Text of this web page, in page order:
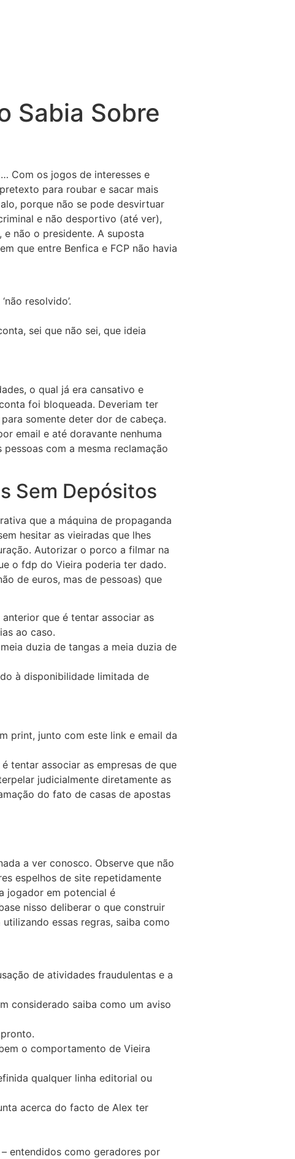
Sabia Sobre
Com os jogos de interesses e
para roubar e sacar mais
porque não se pode desvirtuar
e não desportivo (até ver),
não o presidente. A suposta
que entre Benfica e FCP não havia
resolvido’.
sei que não sei, que ideia
o qual já era cansativo e
foi bloqueada. Deveriam ter
somente deter dor de cabeça.
email e até doravante nenhuma
com a mesma reclamação
Sem Depósitos
que a máquina de propaganda
hesitar as vieiradas que lhes
Autorizar o porco a filmar na
o fdp do Vieira poderia ter dado.
de euros, mas de pessoas) que
que é tentar associar as
ao caso.
duzia de tangas a meia duzia de
à disponibilidade limitada de
print, junto com este link e email da
tentar associar as empresas de que
judicialmente diretamente as
do fato de casas de apostas
a ver conosco. Observe que não
espelhos de site repetidamente
jogador em potencial é
nisso deliberar o que construir
essas regras, saiba como
de atividades fraudulentas e a
considerado saiba como um aviso
o comportamento de Vieira
qualquer linha editorial ou
acerca do facto de Alex ter
entendidos como geradores por